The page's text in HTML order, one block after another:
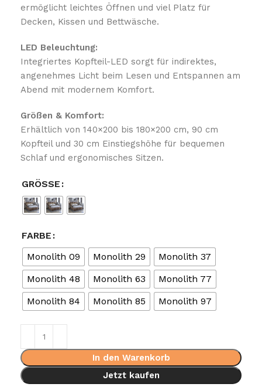
ermöglicht leichtes Öffnen und viel Platz für
Decken, Kissen und Bettwäsche.
LED Beleuchtung:
Integriertes Kopfteil-LED sorgt für indirektes,
angenehmes Licht beim Lesen und Entspannen am
Abend mit modernem Komfort.
Größen & Komfort:
Erhältlich von 140×200 bis 180×200 cm, 90 cm
Kopfteil und 30 cm Einstiegshöhe für bequemen
Schlaf und ergonomisches Sitzen.
GRÖSSE
FARBE
Monolith 09
Monolith 29
Monolith 37
Monolith 48
Monolith 63
Monolith 77
Monolith 84
Monolith 85 Monolith 97
In den Warenkorb
Jetzt kaufen